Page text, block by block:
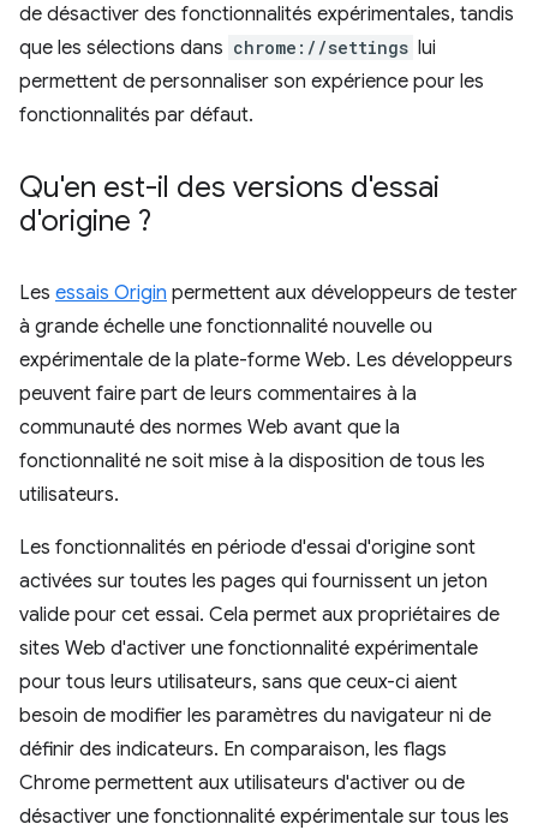
de désactiver des fonctionnalités expérimentales, tandis
que les sélections dans chrome://settings lui
permettent de personnaliser son expérience pour les
fonctionnalités par défaut.
Qu'en est-il des versions d'essai
d'origine ?
Les essais Origin permettent aux développeurs de tester
à grande échelle une fonctionnalité nouvelle ou
expérimentale de la plate-forme Web. Les développeurs
peuvent faire part de leurs commentaires à la
communauté des normes Web avant que la
fonctionnalité ne soit mise à la disposition de tous les
utilisateurs.
Les fonctionnalités en période d'essai d'origine sont
activées sur toutes les pages qui fournissent un jeton
valide pour cet essai. Cela permet aux propriétaires de
sites Web d'activer une fonctionnalité expérimentale
pour tous leurs utilisateurs, sans que ceux-ci aient
besoin de modifier les paramètres du navigateur ni de
définir des indicateurs. En comparaison, les flags
Chrome permettent aux utilisateurs d'activer ou de
désactiver une fonctionnalité expérimentale sur tous les